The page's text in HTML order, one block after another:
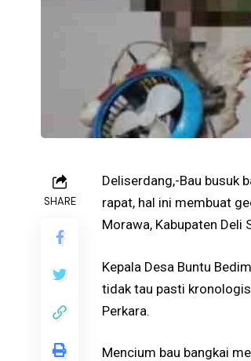
SHARE
Deliserdang,-Bau busuk
rapat, hal ini membuat
Morawa, Kabupaten Deli
Kepala Desa Buntu
tidak tau pasti
Perkara.
Mencium bau bangkai